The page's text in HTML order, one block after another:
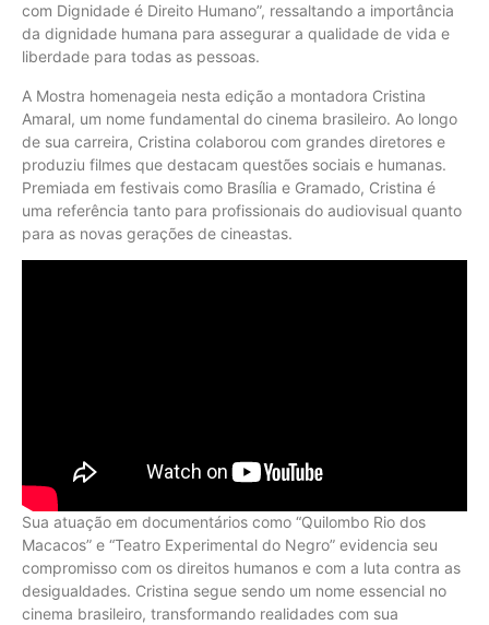
com Dignidade é Direito Humano”, ressaltando a importância
da dignidade humana para assegurar a qualidade de vida e
liberdade para todas as pessoas.
A Mostra homenageia nesta edição a montadora Cristina
Amaral, um nome fundamental do cinema brasileiro. Ao longo
de sua carreira, Cristina colaborou com grandes diretores e
produziu filmes que destacam questões sociais e humanas.
Premiada em festivais como Brasília e Gramado, Cristina é
uma referência tanto para profissionais do audiovisual quanto
para as novas gerações de cineastas.
Sua atuação em documentários como “Quilombo Rio dos
Macacos” e “Teatro Experimental do Negro” evidencia seu
compromisso com os direitos humanos e com a luta contra as
desigualdades. Cristina segue sendo um nome essencial no
cinema brasileiro, transformando realidades com sua